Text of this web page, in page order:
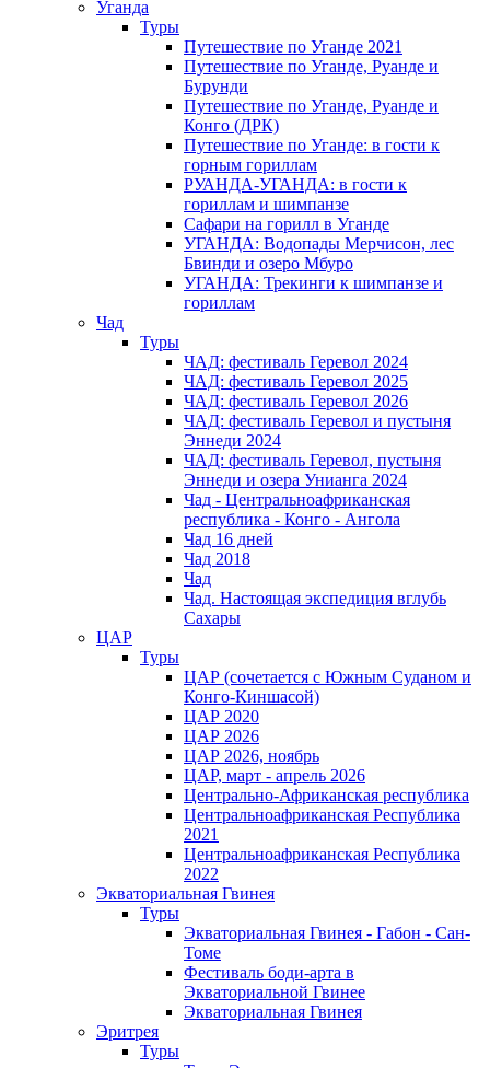
Уганда
Туры
Путешествие по Уганде 2021
Путешествие по Уганде, Руанде и
Бурунди
Путешествие по Уганде, Руанде и
Конго (ДРК)
Путешествие по Уганде: в гости к
горным гориллам
РУАНДА-УГАНДА: в гости к
гориллам и шимпанзе
Сафари на горилл в Уганде
УГАНДА: Водопады Мерчисон, лес
Бвинди и озеро Мбуро
УГАНДА: Трекинги к шимпанзе и
гориллам
Чад
Туры
ЧАД: фестиваль Геревол 2024
ЧАД: фестиваль Геревол 2025
ЧАД: фестиваль Геревол 2026
ЧАД: фестиваль Геревол и пустыня
Эннеди 2024
ЧАД: фестиваль Геревол, пустыня
Эннеди и озера Унианга 2024
Чад - Центральноафриканская
республика - Конго - Ангола
Чад 16 дней
Чад 2018
Чад
Чад. Настоящая экспедиция вглубь
Сахары
ЦАР
Туры
ЦАР (сочетается с Южным Суданом и
Конго-Киншасой)
ЦАР 2020
ЦАР 2026
ЦАР 2026, ноябрь
ЦАР, март - апрель 2026
Центрально-Африканская республика
Центральноафриканская Республика
2021
Центральноафриканская Республика
2022
Экваториальная Гвинея
Туры
Экваториальная Гвинея - Габон - Сан-
Томе
Фестиваль боди-арта в
Экваториальной Гвинее
Экваториальная Гвинея
Эритрея
Туры